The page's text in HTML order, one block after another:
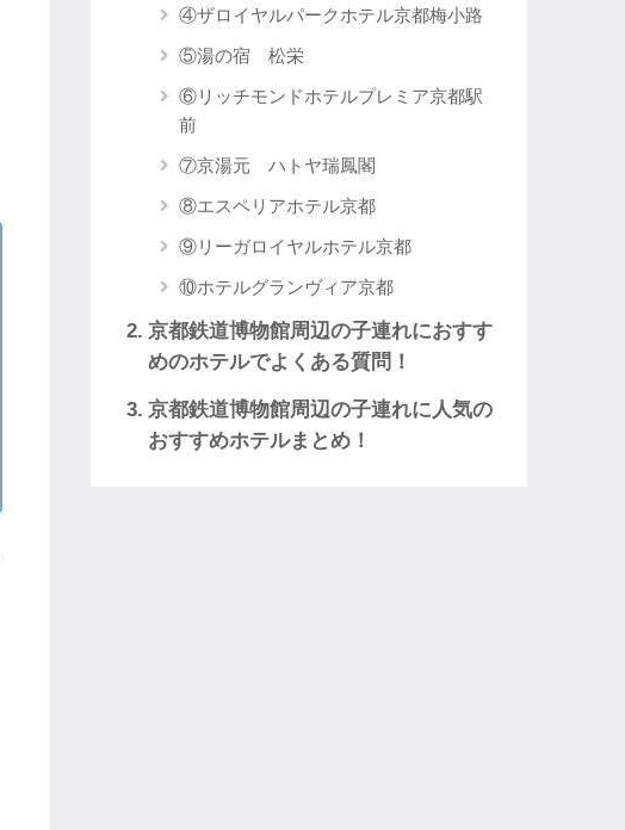
④ザロイヤルパークホテル京都梅小路
⑤湯の宿 松栄
⑥リッチモンドホテルプレミア京都駅
前
⑦京湯元 ハトヤ瑞鳳閣
⑧エスペリアホテル京都
⑨リーガロイヤルホテル京都
⑩ホテルグランヴィア京都
京都鉄道博物館周辺の子連れにおすす
めのホテルでよくある質問！
京都鉄道博物館周辺の子連れに人気の
おすすめホテルまとめ！